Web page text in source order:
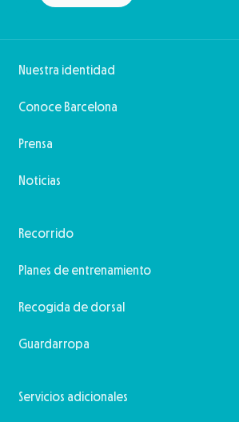
Nuestra identidad
Conoce Barcelona
Prensa
Noticias
Recorrido
Planes de entrenamiento
Recogida de dorsal
Guardarropa
Servicios adicionales